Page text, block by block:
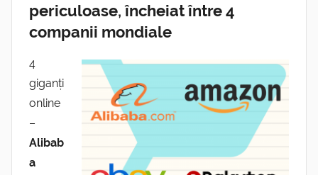
periculoase, încheiat între 4
companii mondiale
4
giganți
online
–
Alibab
a